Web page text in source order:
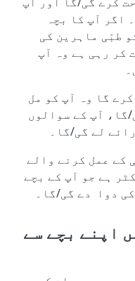
اگر آپ کا بچہ
طبّی ماہرین کی
کر رہی ہے وہ آپ
گا وہ آپ کو مل
گا، آپ کے سوالوں
لے گی/گا۔
کے عمل کرنے والے
ہے جو آپ کے بچے
دوا دے گی/گا۔
اپنے بچے سے